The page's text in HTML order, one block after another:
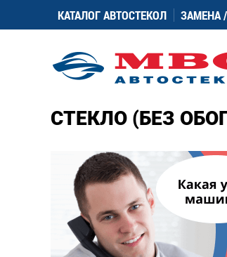
КАТАЛОГ АВТОСТЕКОЛ ЗАМЕНА
СТЕКЛО (БЕЗ